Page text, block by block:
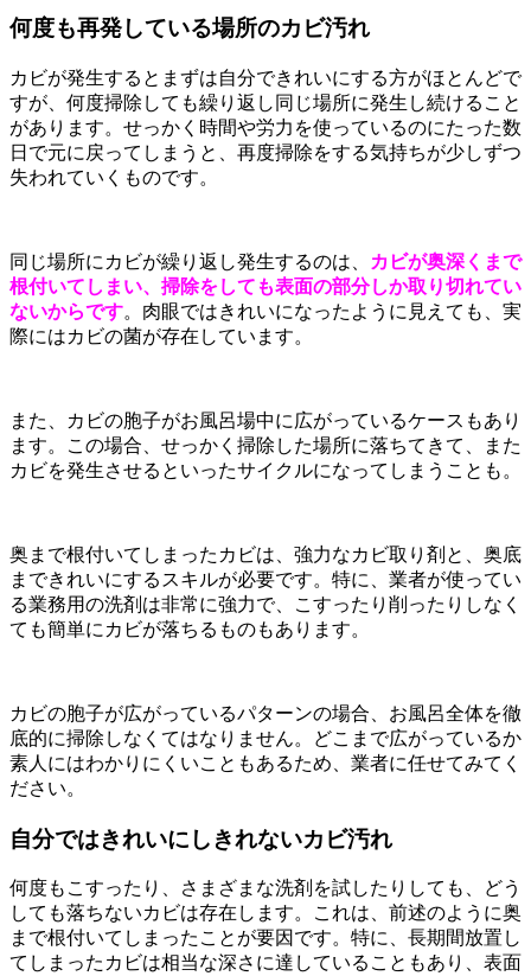
何度も再発している場所のカビ汚れ
カビが発生するとまずは自分できれいにする方がほとんどで
すが、何度掃除しても繰り返し同じ場所に発生し続けること
があります。せっかく時間や労力を使っているのにたった数
日で元に戻ってしまうと、再度掃除をする気持ちが少しずつ
失われていくものです。
同じ場所にカビが繰り返し発生するのは、
カビが奥深くまで
根付いてしまい、掃除をしても表面の部分しか取り切れてい
ないからです。肉眼ではきれいになったように見えても、実
際にはカビの菌が存在しています。
また、カビの胞子がお風呂場中に広がっているケースもあり
ます。この場合、せっかく掃除した場所に落ちてきて、また
カビを発生させるといったサイクルになってしまうことも。
奥まで根付いてしまったカビは、強力なカビ取り剤と、奥底
まできれいにするスキルが必要です。特に、業者が使ってい
る業務用の洗剤は非常に強力で、こすったり削ったりしなく
ても簡単にカビが落ちるものもあります。
カビの胞子が広がっているパターンの場合、お風呂全体を徹
底的に掃除しなくてはなりません。どこまで広がっているか
素人にはわかりにくいこともあるため、業者に任せてみてく
ださい。
自分ではきれいにしきれないカビ汚れ
何度もこすったり、さまざまな洗剤を試したりしても、どう
しても落ちないカビは存在します。これは、前述のように奥
まで根付いてしまったことが要因です。特に、長期間放置し
てしまったカビは相当な深さに達していることもあり、表面